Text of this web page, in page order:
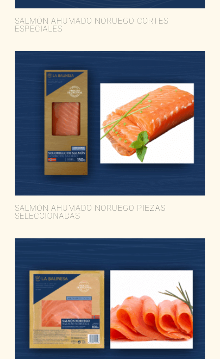
SALMÓN AHUMADO NORUEGO CORTES
ESPECIALES
SALMÓN AHUMADO NORUEGO PIEZAS
SELECCIONADAS